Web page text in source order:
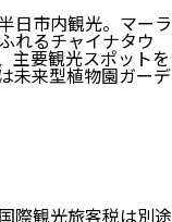
日市内観光。マーラ
れるチャイナタウ
主要観光スポットを
未来型植物園ガーデ
際観光旅客税は別途